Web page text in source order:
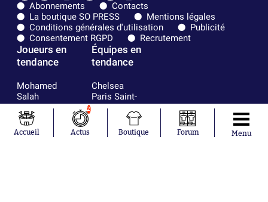
Abonnements
Contacts
La boutique SO PRESS
Mentions légales
Conditions générales d'utilisation
Publicité
Consentement RGPD
Recrutement
Joueurs en
tendance
Mohamed
Salah
Mykhailo
Mudryk
Neymar
Khalis Merah
Équipes en
tendance
Chelsea
Paris Saint-
Germain
Bordeaux
Olympique
lyonnais
Accueil
2
Actus Boutique Forum Menu